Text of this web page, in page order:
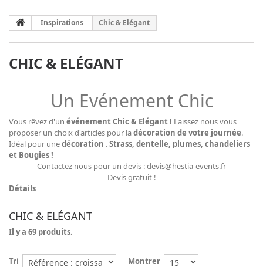
Inspirations Chic & Elégant
CHIC & ELÉGANT
Un Evénement Chic
Vous rêvez d'un événement Chic & Elégant ! Laissez nous vous
proposer un choix d'articles pour ladécoration de votre journée.
Idéal pour unedécoration .Strass, dentelle, plumes, chandeliers
et Bougies !
Contactez nous pour un devis : devis@hestia-events.fr
Devis gratuit !
Détails
CHIC & ELÉGANT
Il y a 69 produits.
Tri
Montrer